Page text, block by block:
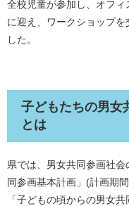
全校児童が参加し、オフ
に迎え、ワークショップ
した。
子どもたちの男女
とは
県では、男女共同参画社
同参画基本計画」(計画期
「子どもの頃からの男女